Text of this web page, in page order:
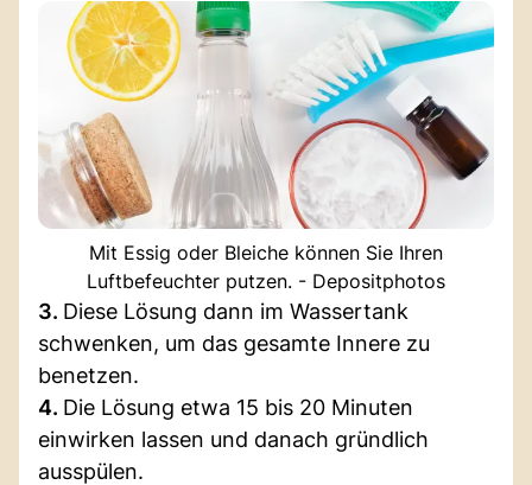
Mit Essig oder Bleiche können Sie Ihren
Luftbefeuchter putzen. - Depositphotos
3. Diese Lösung dann im Wassertank
schwenken, um das gesamte Innere zu
benetzen.
4. Die Lösung etwa 15 bis 20 Minuten
einwirken lassen und danach gründlich
ausspülen.